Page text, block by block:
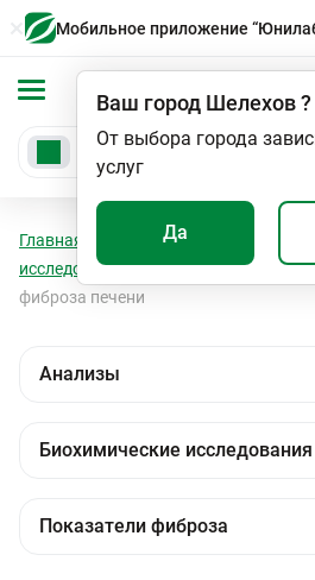
Мобильное приложение
Ваш город Шелехов?
От выбора города
услуг
Да
Главная Анализы
исследования
Показатели
фиброза печени